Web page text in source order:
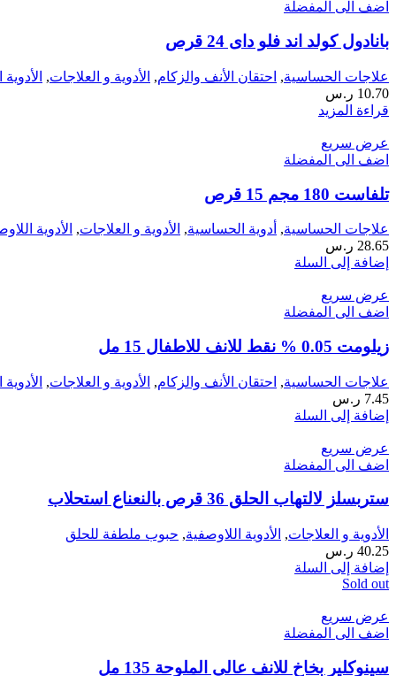
اضف الى المفضلة
بانادول كولد اند فلو داى 24 قرص
علاجات الحساسية, احتقان الأنف والزكام, الأدوية و العلاجات,
10.70 ر.س
قراءة المزيد
عرض سريع
اضف الى المفضلة
تلفاست 180 مجم 15 قرص
علاجات الحساسية, أدوية الحساسية, الأدوية و العلاجات, الأدوية
28.65 ر.س
إضافة إلى السلة
عرض سريع
اضف الى المفضلة
زيلومت 0.05 % نقط للانف للاطفال 15 مل
علاجات الحساسية, احتقان الأنف والزكام, الأدوية و العلاجات,
7.45 ر.س
إضافة إلى السلة
عرض سريع
اضف الى المفضلة
ستربسلز لالتهاب الحلق 36 قرص بالنعناع استحلاب
الأدوية و العلاجات, الأدوية اللاوصفية, حبوب ملطفة للحلق
40.25 ر.س
إضافة إلى السلة
Sold out
عرض سريع
اضف الى المفضلة
سينوكلير بخاخ للانف عالي الملوحة 135 مل